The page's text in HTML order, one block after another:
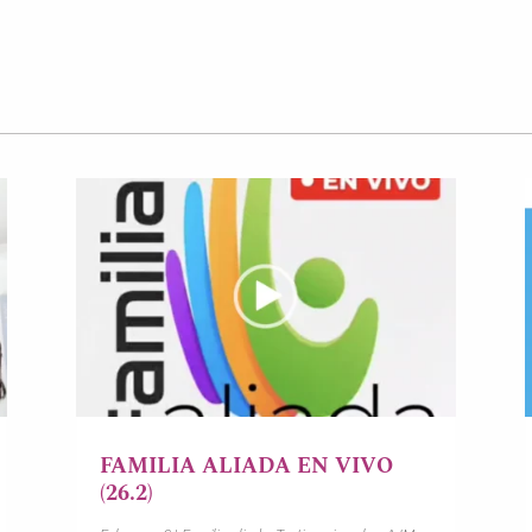
FAMILIA ALIADA EN VIVO
(26.2)